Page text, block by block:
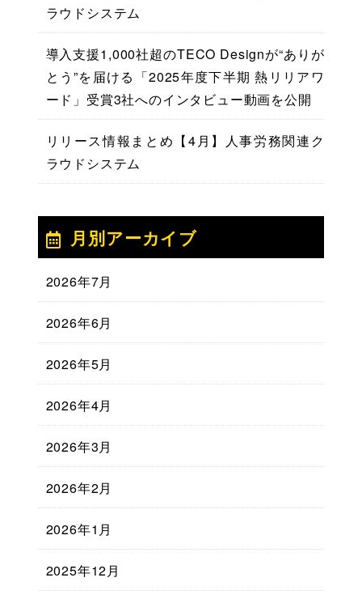
ラウドシステム
導入支援1,000社超のTECO Designが“ありが
とう”を届ける「2025年度下半期 熱リリアワ
ード」受賞3社へのインタビュー動画を公開
リリース情報まとめ【4月】人事労務関連ク
ラウドシステム
月別アーカイブ
2026年7月
2026年6月
2026年5月
2026年4月
2026年3月
2026年2月
2026年1月
2025年12月